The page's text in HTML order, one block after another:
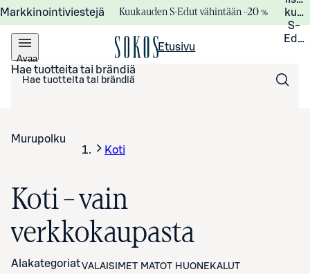
Markkinointiviestejä Kuukauden S-Edut vähintään –20 %
S-
Avaa
valikko
Etusivu
Hae tuotteita tai brändiä
Murupolku
Koti
Koti – vain
verkkokaupasta
AlakategoriatVALAISIMET MATOT HUONEKALUT